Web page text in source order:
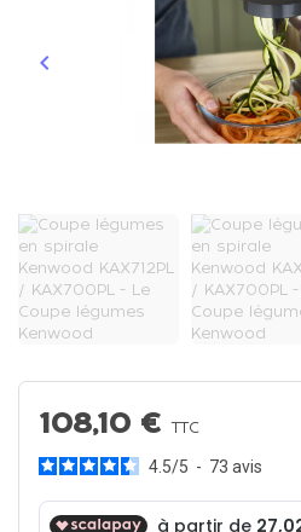
Précédent
keyboard_arrow_left
108,10 €TTC
4.5/5 - 73 avis